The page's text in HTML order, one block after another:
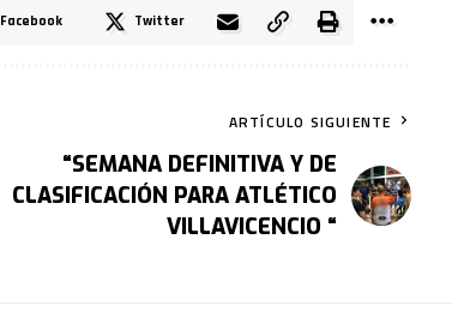
Facebook Twitter
ARTÍCULO SIGUIENTE
“SEMANA DEFINITIVA Y DE
CLASIFICACIÓN PARA ATLÉTICO
VILLAVICENCIO “